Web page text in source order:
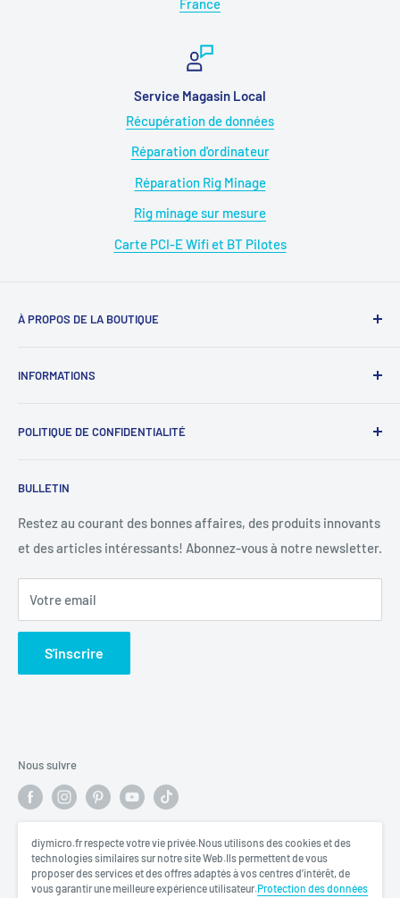
France
Service Magasin Local
Récupération de données
Réparation d'ordinateur
Réparation Rig Minage
Rig minage sur mesure
Carte PCI-E Wifi et BT Pilotes
À PROPOS DE LA BOUTIQUE
09 : 00h - 18 : 00h.Sans interruption.
INFORMATIONS
Rejoignez-nous
SAV WhatsApp : 07 68 88 02 12
Conditions d'utilisation
Politique de remboursement
POLITIQUE DE CONFIDENTIALITÉ
BULLETIN
Restez au courant des bonnes affaires, des produits innovants
et des articles intéressants! Abonnez-vous à notre newsletter.
Votre email
S'inscrire
Nous suivre
Nous acceptons
diymicro.fr respecte votre vie privée.Nous utilisons des cookies et des
technologies similaires sur notre site Web.Ils permettent de vous
proposer des services et des offres adaptés à vos centres d’intérêt, de
vous garantir une meilleure expérience utilisateur.Protection des données